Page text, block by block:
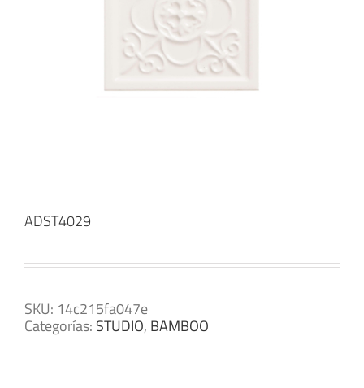
ADST4029
SKU: 14c215fa047e
Categorías: STUDIO, BAMBOO